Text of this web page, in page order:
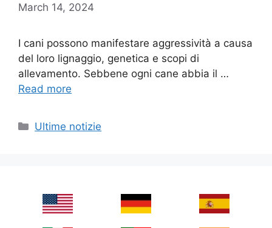
March 14, 2024
I cani possono manifestare aggressività a causa
del loro lignaggio, genetica e scopi di
allevamento. Sebbene ogni cane abbia il …
Read more
Categories
Ultime notizie